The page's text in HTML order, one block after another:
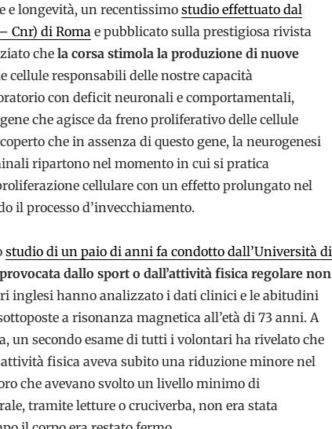
e longevità, un recentissimo studio effettuato dal
Cnr) di Roma e pubblicato sulla prestigiosa rivista
chela corsa stimola la produzione di nuove
cellule responsabili delle nostre capacità
con deficit neuronali e comportamentali,
che agisce da freno proliferativo delle cellule
che in assenza di questo gene, la neurogenesi
ripartono nel momento in cui si pratica
cellulare con un effetto prolungato nel
il processo d’invecchiamento.
studio di un paio di anni fa condotto dall’Università di
dallo sport o dall’attività fisica regolare non
inglesi hanno analizzato i dati clinici e le abitudini
a risonanza magnetica all’età di 73 anni. A
un secondo esame di tutti i volontari ha rivelato che
fisica aveva subito una riduzione minore nel
che avevano svolto un livello minimo di
tramite letture o cruciverba, non era stata